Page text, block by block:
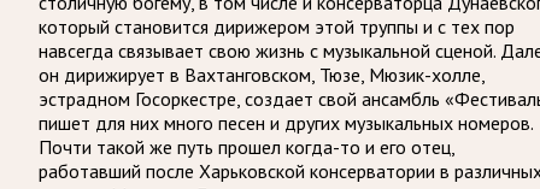
который становится дирижером этой труппы и с тех пор
навсегда связывает свою жизнь с музыкальной сценой.
он дирижирует в Вахтанговском, Тюзе, Мюзик-холле,
эстрадном Госоркестре, создает свой ансамбль
пишет для них много песен и других музыкальных номеров.
Почти такой же путь прошел когда-то и его отец,
работавший после Харьковской консерватории в